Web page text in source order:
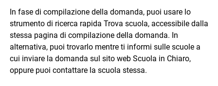
In fase di compilazione della domanda, puoi usare lo
strumento di ricerca rapida Trova scuola, accessibile dalla
stessa pagina di compilazione della domanda. In
alternativa, puoi trovarlo mentre ti informi sulle scuole a
cui inviare la domanda sul sito web Scuola in Chiaro,
oppure puoi contattare la scuola stessa.